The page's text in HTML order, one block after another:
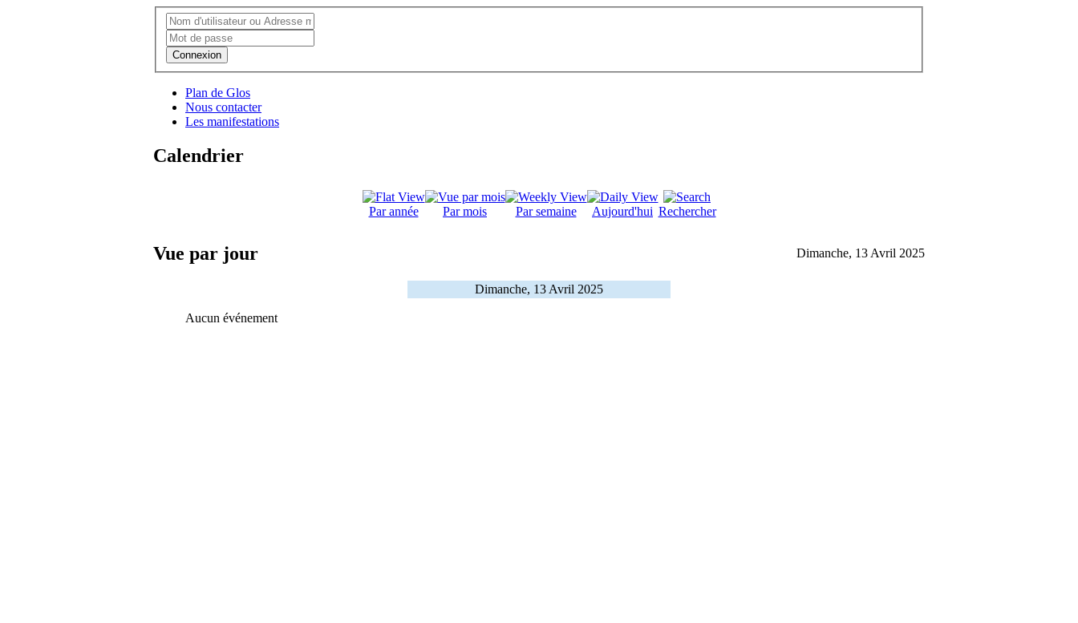
Connexion
Plan de Glos
Nous contacter
Les manifestations
Calendrier
Par année Par mois Par semaine Aujourd'hui Rechercher
Vue par jour Dimanche, 13 Avril 2025
Dimanche, 13 Avril 2025
Aucun événement